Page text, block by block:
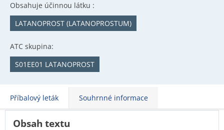
Obsahuje účinnou látku :
LATANOPROST (LATANOPROSTUM)
ATC skupina:
S01EE01 LATANOPROST
Příbalový leták Souhrnné informace
Obsah textu